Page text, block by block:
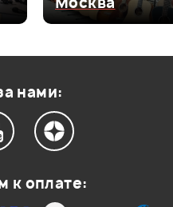
0
нами:
к оплате: